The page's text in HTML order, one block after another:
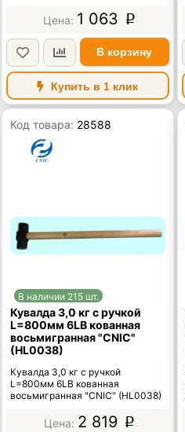
1 063 p
В корзину
Купить в 1 клик
Код товара: 28588
В наличии 215 шт.
Кувалда 3,0 кг с ручкой
L=800мм 6LB кованная
восьмигранная "CNIC"
(HL0038)
Кувалда 3,0 кг с ручкой
L=800мм 6LB кованная
восьмигранная "CNIC" (HL0038)
2 819 p